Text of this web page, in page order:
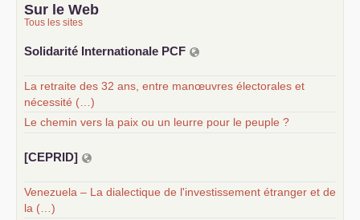
Sur le Web
Tous les sites
Solidarité Internationale PCF
La retraite des 32 ans, entre manœuvres électorales et
nécessité (…)
Le chemin vers la paix ou un leurre pour le peuple ?
[CEPRID]
Venezuela – La dialectique de l'investissement étranger et de
la (…)